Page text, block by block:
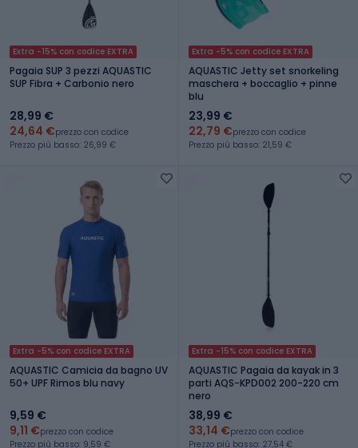
Extra -15% con codice EXTRA
Pagaia SUP 3 pezzi AQUASTIC
SUP Fibra + Carbonio nero
28,99 €
24,64 €prezzo con codice
Prezzo più basso: 26,99 €
Extra -5% con codice EXTRA
AQUASTIC Jetty set snorkeling
maschera + boccaglio + pinne
blu
23,99 €
22,79 €prezzo con codice
Prezzo più basso: 21,59 €
Extra -5% con codice EXTRA
AQUASTIC Camicia da bagno UV
50+ UPF Rimos blu navy
9,59 €
9,11 €prezzo con codice
Prezzo più basso: 9,59 €
Extra -15% con codice EXTRA
AQUASTIC Pagaia da kayak in 3
parti AQS-KPD002 200-220 cm
nero
38,99 €
33,14 €prezzo con codice
Prezzo più basso: 27,54 €